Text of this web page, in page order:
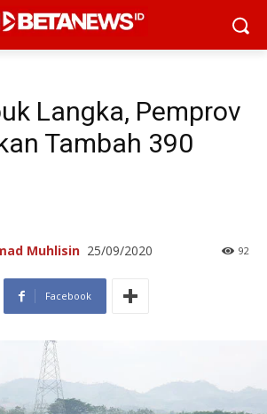
Langka, Pemprov
Tambah 390
Muhlisin 25/09/2020 92
Facebook